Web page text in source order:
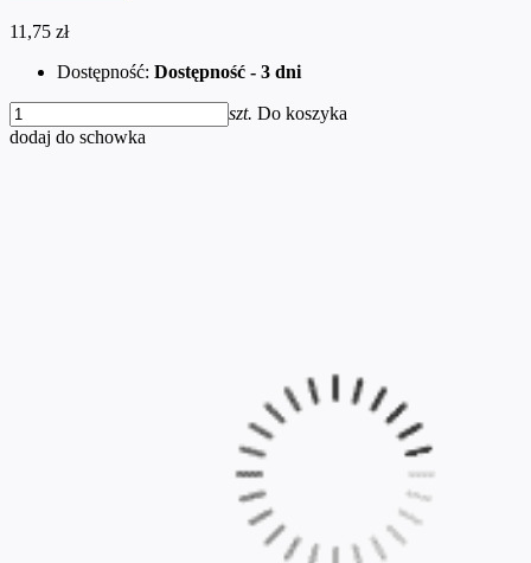
11,75 zł
Dostępność: Dostępność - 3 dni
szt. Do koszyka
dodaj do schowka